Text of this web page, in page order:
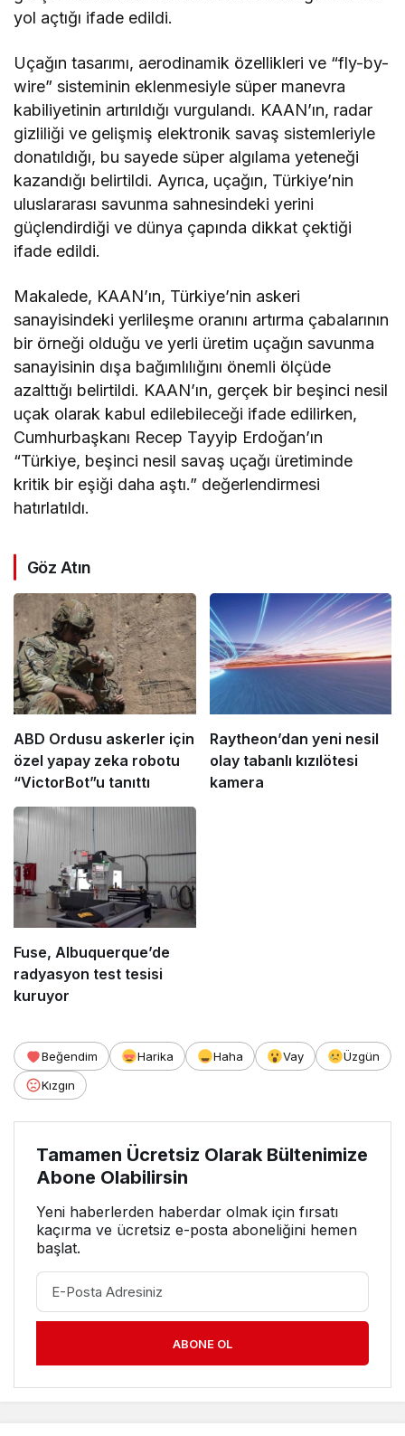
yol açtığı ifade edildi.
Uçağın tasarımı, aerodinamik özellikleri ve “fly-by-
wire” sisteminin eklenmesiyle süper manevra
kabiliyetinin artırıldığı vurgulandı. KAAN’ın, radar
gizliliği ve gelişmiş elektronik savaş sistemleriyle
donatıldığı, bu sayede süper algılama yeteneği
kazandığı belirtildi. Ayrıca, uçağın, Türkiye’nin
uluslararası savunma sahnesindeki yerini
güçlendirdiği ve dünya çapında dikkat çektiği
ifade edildi.
Makalede, KAAN’ın, Türkiye’nin askeri
sanayisindeki yerlileşme oranını artırma çabalarının
bir örneği olduğu ve yerli üretim uçağın savunma
sanayisinin dışa bağımlılığını önemli ölçüde
azalttığı belirtildi. KAAN’ın, gerçek bir beşinci nesil
uçak olarak kabul edilebileceği ifade edilirken,
Cumhurbaşkanı Recep Tayyip Erdoğan’ın
“Türkiye, beşinci nesil savaş uçağı üretiminde
kritik bir eşiği daha aştı.” değerlendirmesi
hatırlatıldı.
Göz Atın
ABD Ordusu askerler için
özel yapay zeka robotu
“VictorBot”u tanıttı
Raytheon’dan yeni nesil
olay tabanlı kızılötesi
kamera
Fuse, Albuquerque’de
radyasyon test tesisi
kuruyor
Beğendim Harika Haha Vay
Üzgün
Kızgın
Tamamen Ücretsiz Olarak Bültenimize
Abone Olabilirsin
Yeni haberlerden haberdar olmak için fırsatı
kaçırma ve ücretsiz e-posta aboneliğini hemen
başlat.
ABONE OL